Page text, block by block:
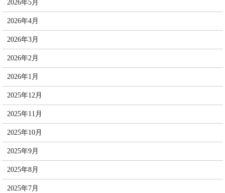
2026年5月
2026年4月
2026年3月
2026年2月
2026年1月
2025年12月
2025年11月
2025年10月
2025年9月
2025年8月
2025年7月